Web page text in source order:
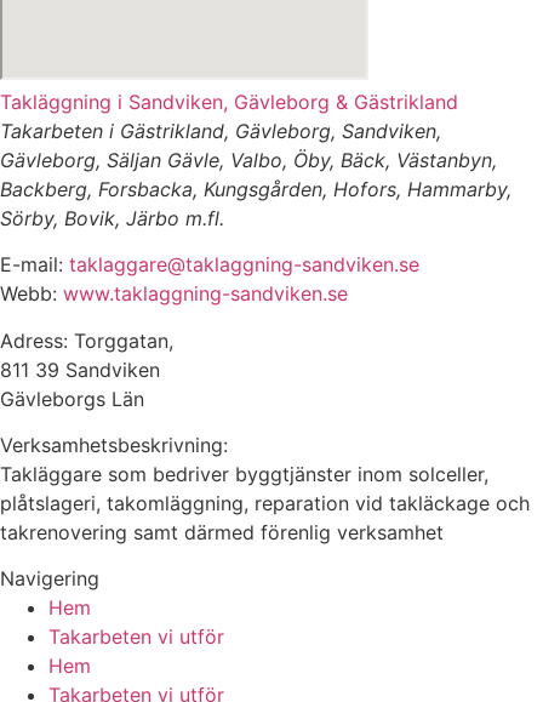
Takläggning i Sandviken, Gävleborg & Gästrikland
Takarbeten i Gästrikland, Gävleborg, Sandviken,
Gävleborg, Säljan Gävle, Valbo, Öby, Bäck, Västanbyn,
Backberg, Forsbacka, Kungsgården, Hofors, Hammarby,
Sörby, Bovik, Järbo m.fl.
E-mail: taklaggare@taklaggning-sandviken.se
Webb: www.taklaggning-sandviken.se
Adress: Torggatan,
811 39 Sandviken
Gävleborgs Län
Verksamhetsbeskrivning:
Takläggare som bedriver byggtjänster inom solceller,
plåtslageri, takomläggning, reparation vid takläckage och
takrenovering samt därmed förenlig verksamhet
Navigering
Hem
Takarbeten vi utför
Hem
Takarbeten vi utför